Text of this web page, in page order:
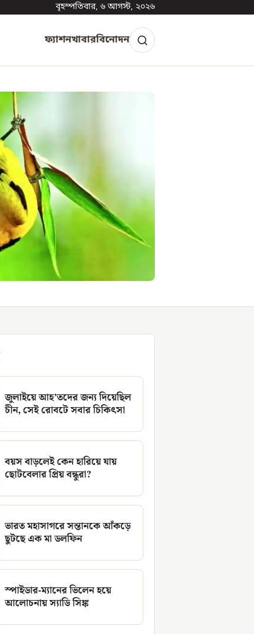
বৃহস্পতিবার, ৬ আগস্ট, ২০২৬
ফ্যাশনখাবারবিনোদন
জুলাইয়ে আহ’তদের জন্য দিয়েছিল
চীন, সেই রোবটে সবার চিকিৎসা
বয়স বাড়লেই কেন হারিয়ে যায়
ছোটবেলার প্রিয় বন্ধুরা?
ভারত মহাসাগরে সন্তানকে আঁকড়ে
ছুটছে এক মা ডলফিন
স্পাইডার-ম্যানের ভিলেন হয়ে
আলোচনায় স্যাডি সিঙ্ক